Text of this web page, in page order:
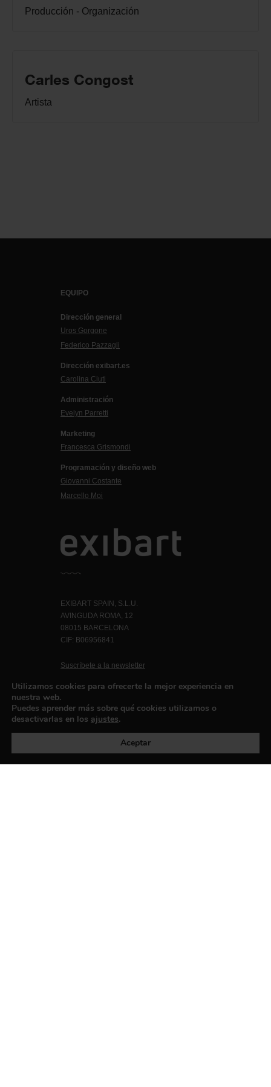
Producción - Organización
Carles Congost
Artista
EQUIPO
Dirección general
Uros Gorgone
Federico Pazzagli
Dirección exibart.es
Carolina Ciuti
Administración
Evelyn Parretti
Marketing
Francesca Grismondi
Programación y diseño web
Giovanni Costante
Marcello Moi
EXIBART SPAIN, S.L.U.
AVINGUDA ROMA, 12
08015 BARCELONA
CIF: B06956841
Suscríbete a la newsletter
Política de privacidad
Utilizamos cookies para ofrecerte la mejor experiencia en
nuestra web.
Puedes aprender más sobre qué cookies utilizamos o
desactivarlas en los ajustes.
Aceptar